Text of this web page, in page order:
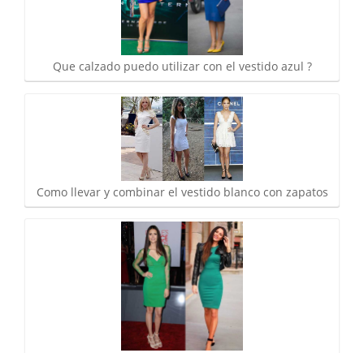
Que calzado puedo utilizar con el vestido azul ?
Como llevar y combinar el vestido blanco con zapatos